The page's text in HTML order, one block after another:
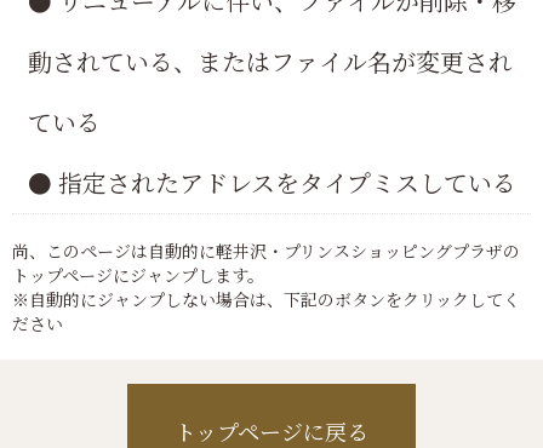
動されている、またはファイル名が変更され
ている
● 指定されたアドレスをタイプミスしている
尚、このページは自動的に軽井沢・プリンスショッピングプラザの
トップページにジャンプします。
※自動的にジャンプしない場合は、下記のボタンをクリックしてく
ださい
トップページに戻る